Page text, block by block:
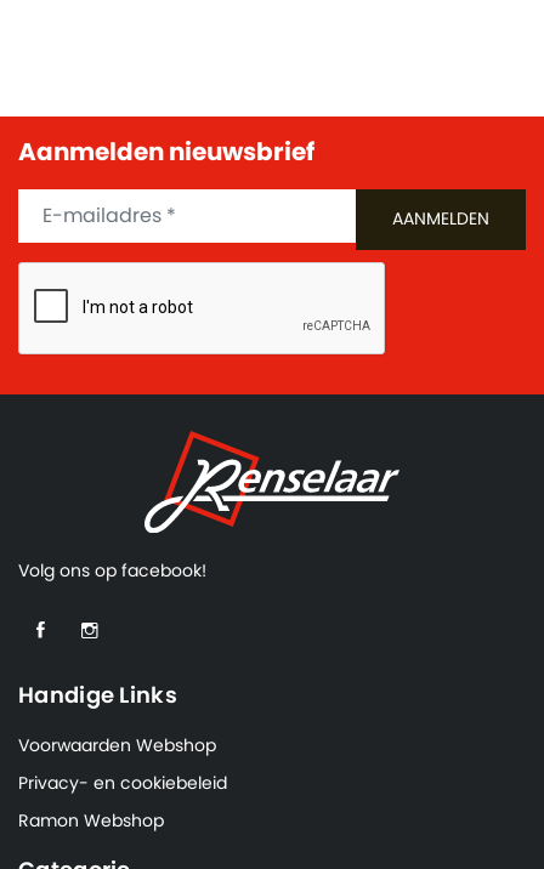
Aanmelden nieuwsbrief
Volg ons op facebook!
Handige Links
Voorwaarden Webshop
Privacy- en cookiebeleid
Ramon Webshop